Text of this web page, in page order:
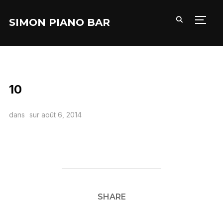
SIMON PIANO BAR
10
dans sur août 6, 2014
SHARE